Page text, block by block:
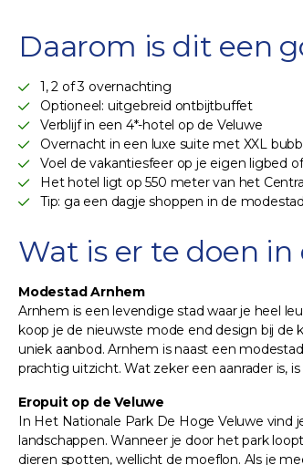
Daarom is dit een
1, 2 of 3 overnachting
Optioneel: uitgebreid ontbijtbuffet
Verblijf in een 4*-hotel op de Veluwe
Overnacht in een luxe suite met XXL
Voel de vakantiesfeer op je eigen ligbed
Het hotel ligt op 550 meter van het
Tip: ga een dagje shoppen in de
Wat is er te doen
Modestad Arnhem
Arnhem is een levendige stad waar je heel
koop je de nieuwste mode end design bij de
uniek aanbod. Arnhem is naast een
prachtig uitzicht. Wat zeker een aanrader is,
Eropuit op de Veluwe
In Het Nationale Park De Hoge Veluwe vind
landschappen. Wanneer je door het park
dieren spotten, wellicht de moeflon. Als je